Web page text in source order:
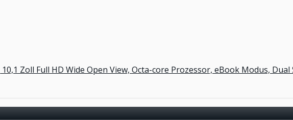
Zoll Full HD Wide Open View, Octa-core Prozessor, eBook Modus,